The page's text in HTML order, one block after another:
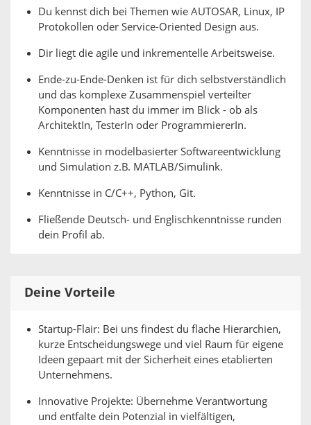
Du kennst dich bei Themen wie AUTOSAR, Linux, IP
Protokollen oder Service-Oriented Design aus.
Dir liegt die agile und inkrementelle Arbeitsweise.
Ende-zu-Ende-Denken ist für dich selbstverständlich
und das komplexe Zusammenspiel verteilter
Komponenten hast du immer im Blick - ob als
ArchitektIn, TesterIn oder ProgrammiererIn.
Kenntnisse in modelbasierter Softwareentwicklung
und Simulation z.B. MATLAB/Simulink.
Kenntnisse in C/C++, Python, Git.
Fließende Deutsch- und Englischkenntnisse runden
dein Profil ab.
Deine Vorteile
Startup-Flair: Bei uns findest du flache Hierarchien,
kurze Entscheidungswege und viel Raum für eigene
Ideen gepaart mit der Sicherheit eines etablierten
Unternehmens.
Innovative Projekte: Übernehme Verantwortung
und entfalte dein Potenzial in vielfältigen,